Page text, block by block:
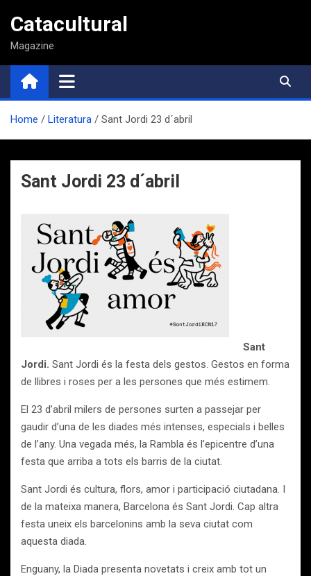
contenido
Catacultural
Magazine
Home Literatura Sant Jordi 23 d´abril
Sant Jordi 23 d´abril
Sant
Jordi. Sant Jordi és la festa dels gestos. Gestos en forma
de llibres i roses per a les persones que més estimem.
El 23 d’abril milers de persones surten a passejar per
gaudir d’una de les diades més intenses, especials i belles
de l’any. Una vegada més, la Rambla és l’epicentre d’una
festa que arriba a tots els barris de la ciutat.
Sant Jordi és cultura, flors, amor i participació ciutadana. I
de la mateixa manera, Barcelona és Sant Jordi. Cap altra
festa uneix els barcelonins amb la seva ciutat com
aquesta diada.
Enguany, la Diada presenta novetats i creix amb tot un